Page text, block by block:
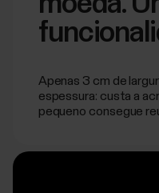
Apenas 3 cm de
espessura: custa a
pequeno consegue